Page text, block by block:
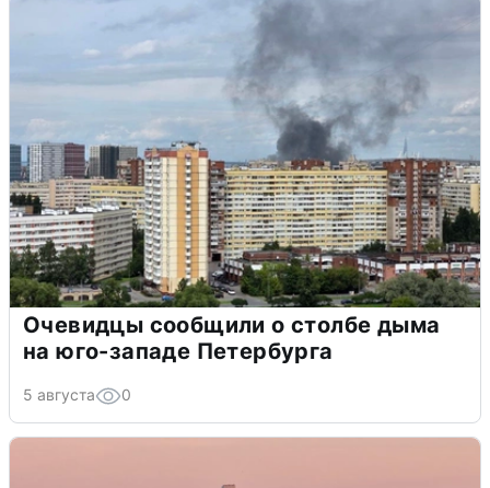
Очевидцы сообщили о столбе дыма
на юго-западе Петербурга
5 августа 0